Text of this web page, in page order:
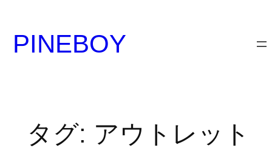
PINEBOY
タグ: アウトレット